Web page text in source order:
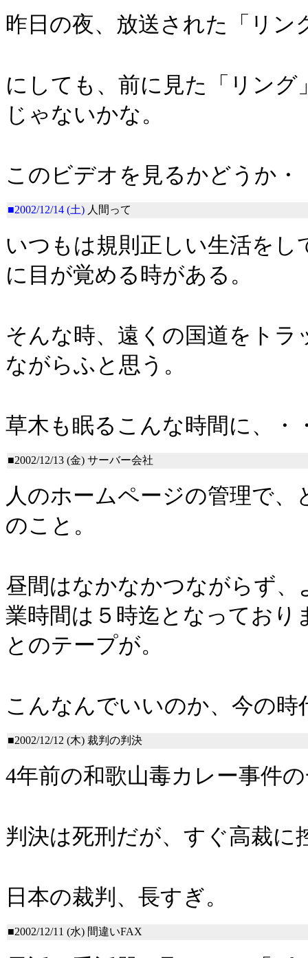
昨日の夜、放送された「リン
にしても、前に見た「リン
じゃないかな。
このビデオを見るかどうか・
■2002/12/14 (土) 人間って
いつもは規則正しい生活を
に目が覚める時がある。
そんな時、遠くの国道をト
ながらふと思う。
草木も眠るこんな時間に、・
■2002/12/13 (金) サーバー会社
人のホームページの管理で
のこと。
昼間はなかなかつながらず
業時間は５時迄となってお
とのテープが。
こんなんでいいのか、今の時
■2002/12/12 (木) 裁判の判決
4年前の和歌山毒カレー事件
判決は死刑だが、すぐ高裁
日本の裁判、長すぎ。
■2002/12/11 (水) 間違いFAX